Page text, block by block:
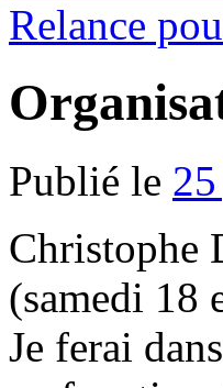
Relance
Publié le
Christophe
(samedi 18
Je ferai